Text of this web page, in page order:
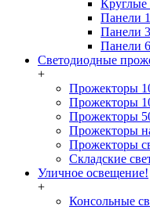
Круглые
Панели
Панели
Панели
Светодиодные
+
Прожекторы
Прожекторы
Прожекторы
Прожекторы
Прожекторы
Складские
Уличное освещение!
+
Консольные